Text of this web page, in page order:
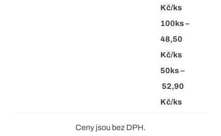
Kč/ks
100ks –
48,50
Kč/ks
50ks –
52,90
Kč/ks
Ceny jsou bez DPH.